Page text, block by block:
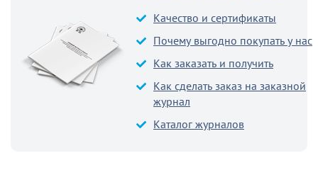
Качество и сертификаты
Почему выгодно покупать у нас
Как заказать и получить
Как сделать заказ на заказной
журнал
Каталог журналов